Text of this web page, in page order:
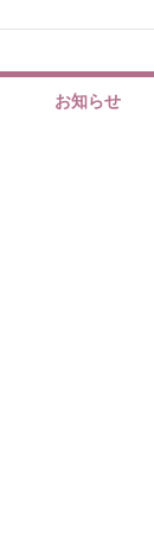
お知らせ